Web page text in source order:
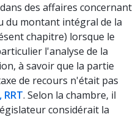
des affaires concernant
du montant intégral de la
chapitre) lorsque le
l'analyse de la
à savoir que la partie
de recours n'était pas
. Selon la chambre, il
considérait la